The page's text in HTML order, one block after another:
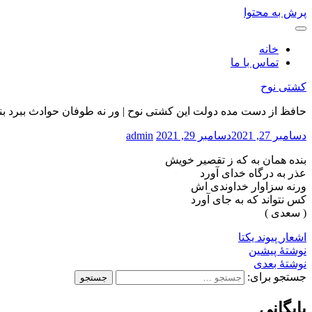
پرش به محتوا
خانه
تماس با ما
کشتی نوح
حافظ از دست مده دولت این کشتی نوح | ور نه طوفان حوادث ببرد
دسامبر 27, 2021 دسامبر 29, 2021 admin
بنده همان به که ز تقصیر خویش
عذر به درگاه خدای آورد
ورنه سزاوار خداوندی اش
کس نتواند که به جای آورد
( سعدی )
اشعار پیوند یکتا
نوشتهٔ پیشین
نوشتهٔ بعدی
جستجو برای: